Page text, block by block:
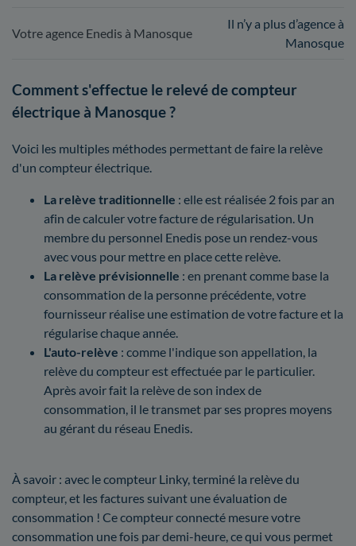
Votre agence Enedis à Manosque
Il n’y a plus d’agence à
Manosque
Comment s'effectue le relevé de compteur
électrique à Manosque ?
Voici les multiples méthodes permettant de faire la relève
d'un compteur électrique.
La relève traditionnelle : elle est réalisée 2 fois par an
afin de calculer votre facture de régularisation. Un
membre du personnel Enedis pose un rendez-vous
avec vous pour mettre en place cette relève.
La relève prévisionnelle : en prenant comme base la
consommation de la personne précédente, votre
fournisseur réalise une estimation de votre facture et la
régularise chaque année.
L'auto-relève : comme l'indique son appellation, la
relève du compteur est effectuée par le particulier.
Après avoir fait la relève de son index de
consommation, il le transmet par ses propres moyens
au gérant du réseau Enedis.
À savoir : avec le compteur Linky, terminé la relève du
compteur, et les factures suivant une évaluation de
consommation ! Ce compteur connecté mesure votre
consommation une fois par demi-heure, ce qui vous permet